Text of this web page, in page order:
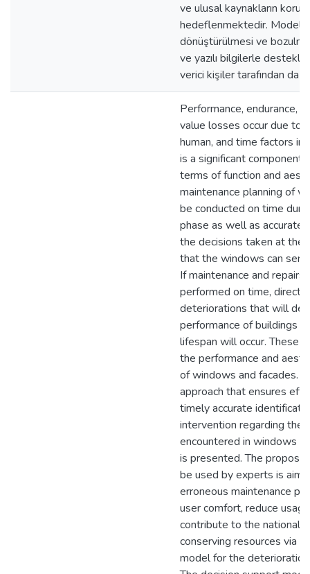
ve ulusal kaynakların
hedeflenmektedir. Modelin
dönüştürülmesi ve
ve yazılı bilgilerle
verici kişiler tarafından da
Performance, endurance,
value losses occur due to
human, and time factors in
is a significant component
terms of function and
maintenance planning of
be conducted on time
phase as well as
the decisions taken at the
that the windows can
If maintenance and repairs
performed on time,
deteriorations that will
performance of buildings
lifespan will occur. These
the performance and
of windows and facades.
approach that ensures
timely accurate
intervention regarding the
encountered in windows
is presented. The
be used by experts is
erroneous maintenance
user comfort, reduce
contribute to the national
conserving resources via
model for the